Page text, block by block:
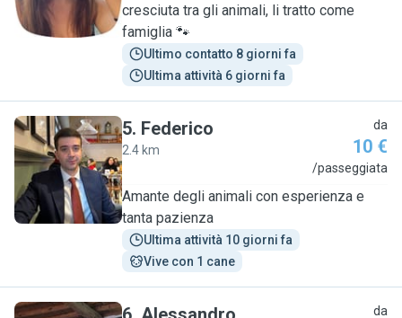
cresciuta tra gli animali, li tratto come
famiglia 🐾
Ultimo contatto 8 giorni fa
Ultima attività 6 giorni fa
F
5. Federico
2.4 km
da
10 €
/passeggiata
Amante degli animali con esperienza e
tanta pazienza
Ultima attività 10 giorni fa
Vive con 1 cane
da